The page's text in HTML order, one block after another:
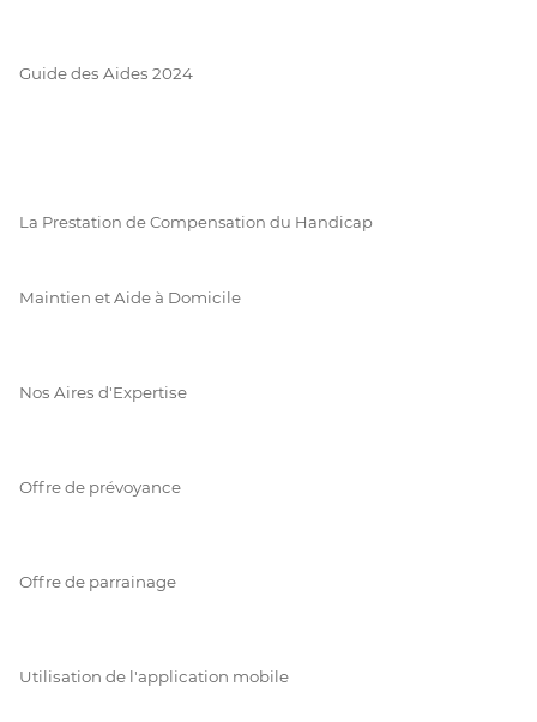
Guide des Aides 2024
La Prestation de Compensation du Handicap
Maintien et Aide à Domicile
Nos Aires d'Expertise
Offre de prévoyance
Offre de parrainage
Utilisation de l'application mobile